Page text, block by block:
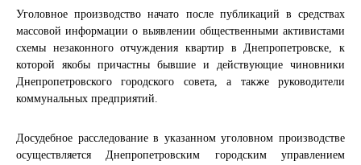
Уголовное производство начато после публикаций в средствах
массовой информации о выявлении общественными активистами
схемы незаконного отчуждения квартир в Днепропетровске, к
которой якобы причастны бывшие и действующие чиновники
Днепропетровского городского совета, а также руководители
коммунальных предприятий.
Досудебное расследование в указанном уголовном производстве
осуществляется Днепропетровским городским управлением